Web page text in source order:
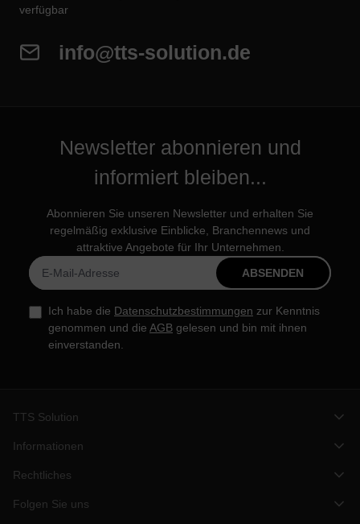
verfügbar
info@tts-solution.de
Newsletter abonnieren und
informiert bleiben...
Abonnieren Sie unseren Newsletter und erhalten Sie
regelmäßig exklusive Einblicke, Branchennews und
attraktive Angebote für Ihr Unternehmen.
ABSENDEN
Ich habe die Datenschutzbestimmungen zur Kenntnis
genommen und die AGB gelesen und bin mit ihnen
einverstanden.
TTS Solution
Informationen
Rechtliches
Folgen Sie uns